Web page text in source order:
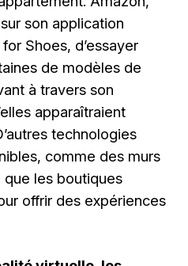
son application
Shoes, d’essayer
de modèles de
à travers son
apparaîtraient
technologies
comme des murs
les boutiques
offrir des expériences